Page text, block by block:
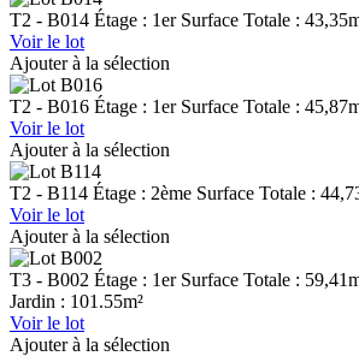
T2 - B014 Étage : 1er Surface Totale :
Voir le lot
Ajouter à la sélection
T2 - B016 Étage : 1er Surface Totale :
Voir le lot
Ajouter à la sélection
T2 - B114 Étage : 2ème Surface Totale :
Voir le lot
Ajouter à la sélection
T3 - B002 Étage : 1er Surface Totale :
Jardin : 101.55m²
Voir le lot
Ajouter à la sélection